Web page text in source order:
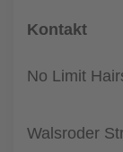
Kontakt
No Limit
Walsroder